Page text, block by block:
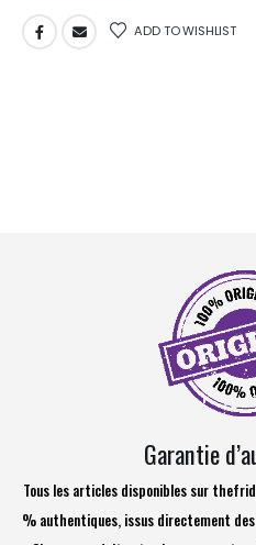
ADD TO WISHLIST
Garantie
Tous les articles disponibles sur
% authentiques, issus directement